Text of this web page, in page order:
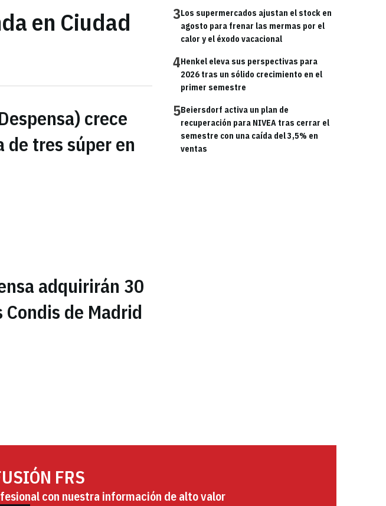
en Ciudad
crece
de tres súper en
adquirirán 30
de Madrid
3Los supermercados ajustan el stock en
agosto para frenar las mermas por el
calor y el éxodo vacacional
4Henkel eleva sus perspectivas para
2026 tras un sólido crecimiento en el
primer semestre
5Beiersdorf activa un plan de
recuperación para NIVEA tras cerrar el
semestre con una caída del 3,5% en
ventas
FRS
con nuestra información de alto valor